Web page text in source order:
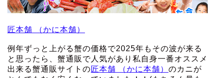
匠本舗 （かに本舗）
例年ずっと上がる蟹の価格で2025年もその波が来る
と思ったら、蟹通販で人気があり私自身一番オススメ
出来る蟹通販サイトの匠本舗 （かに本舗） のカニが